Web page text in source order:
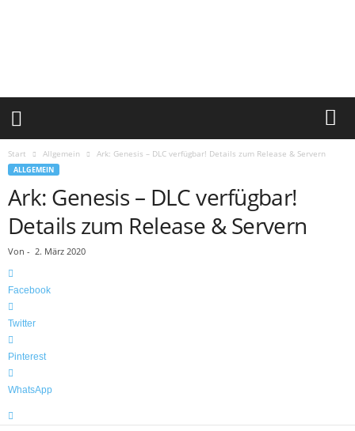
v
Start Allgemein Ark: Genesis – DLC verfügbar! Details zum Release & Servern
ALLGEMEIN
Ark: Genesis – DLC verfügbar!
Details zum Release & Servern
Von - 2. März 2020
Facebook
Twitter
Pinterest
WhatsApp